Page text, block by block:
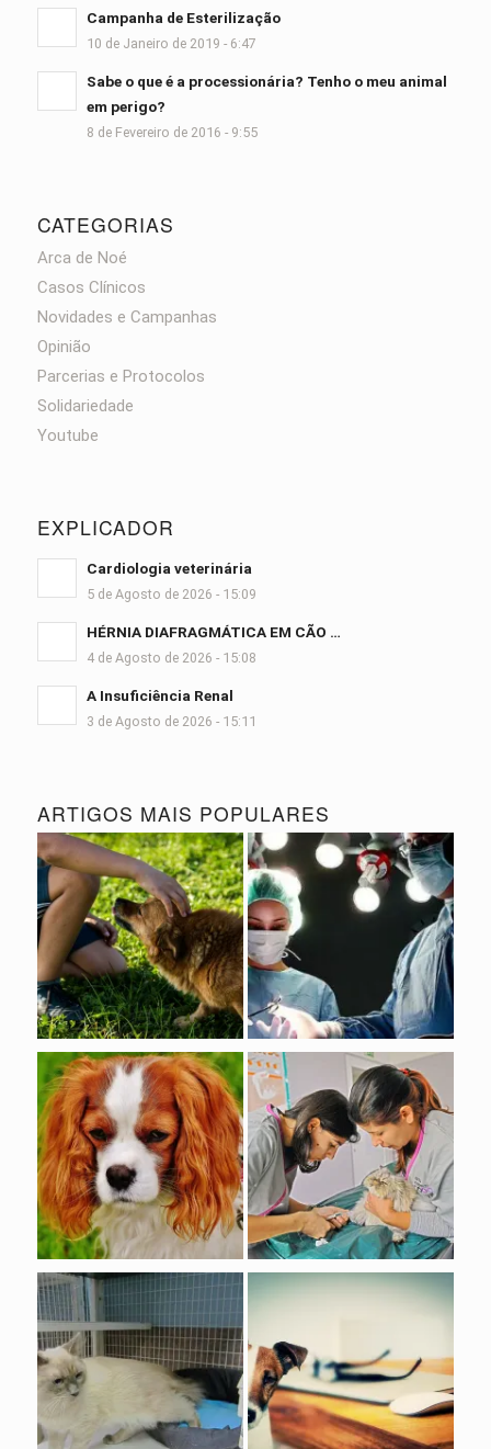
Campanha de Esterilização
10 de Janeiro de 2019 - 6:47
Sabe o que é a processionária? Tenho o meu animal
em perigo?
8 de Fevereiro de 2016 - 9:55
CATEGORIAS
Arca de Noé
Casos Clínicos
Novidades e Campanhas
Opinião
Parcerias e Protocolos
Solidariedade
Youtube
EXPLICADOR
Cardiologia veterinária
5 de Agosto de 2026 - 15:09
HÉRNIA DIAFRAGMÁTICA EM CÃO …
4 de Agosto de 2026 - 15:08
A Insuficiência Renal
3 de Agosto de 2026 - 15:11
ARTIGOS MAIS POPULARES